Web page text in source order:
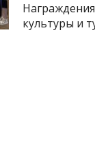
культуры и